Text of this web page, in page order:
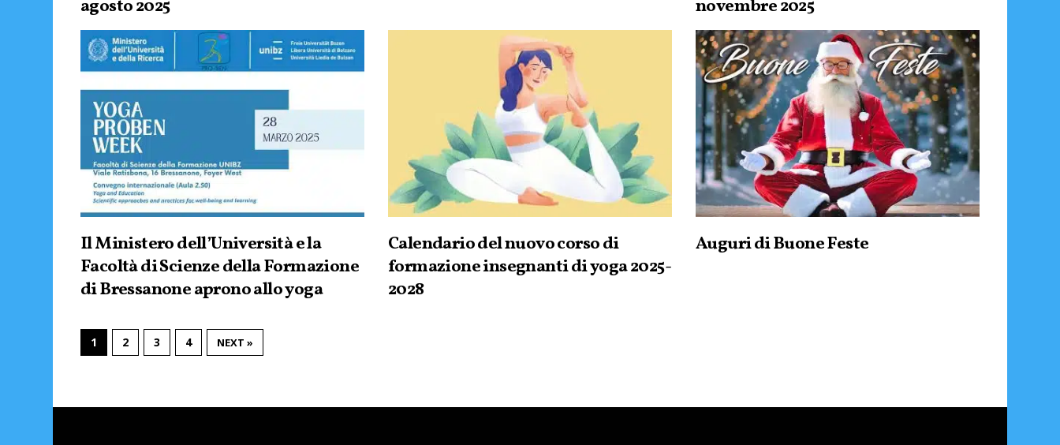
agosto 2025
novembre 2025
Il Ministero dell’Università e la
Facoltà di Scienze della Formazione
di Bressanone aprono allo yoga
Calendario del nuovo corso di
formazione insegnanti di yoga 2025-
2028
Auguri di Buone Feste
1 2 3 4 NEXT »